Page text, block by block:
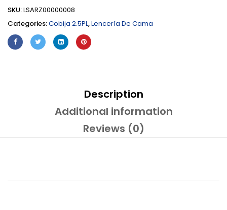
SKU:LSARZ00000008
Categories:Cobija 2.5PL,Lencería De Cama
Description
Additional information
Reviews (0)